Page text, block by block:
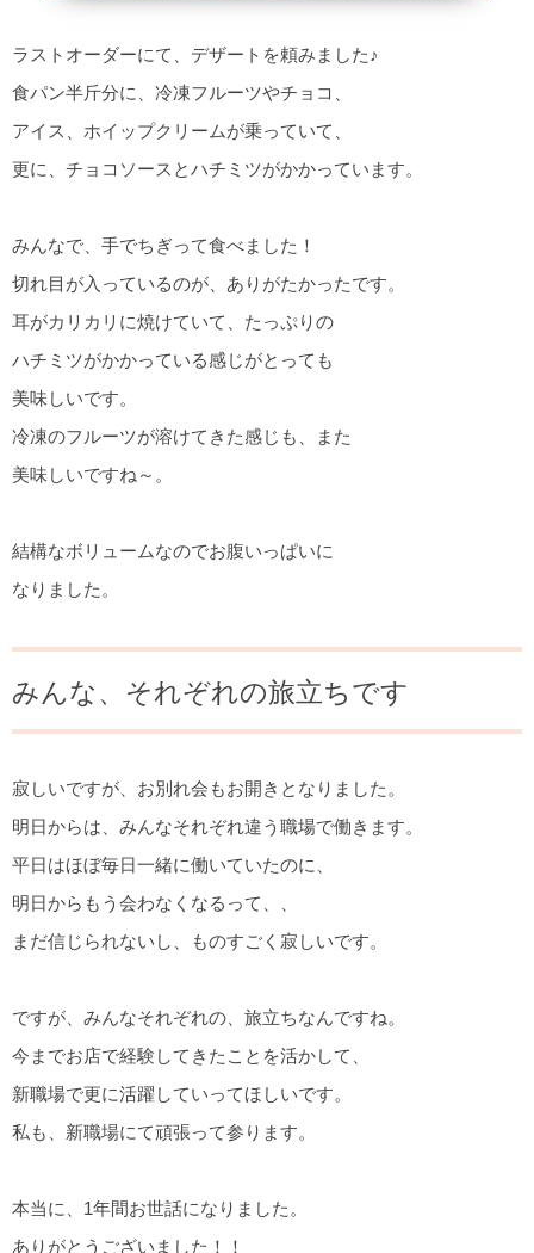
ラストオーダーにて、デザートを頼みました♪
食パン半斤分に、冷凍フルーツやチョコ、
アイス、ホイップクリームが乗っていて、
更に、チョコソースとハチミツがかかっています。
みんなで、手でちぎって食べました！
切れ目が入っているのが、ありがたかったです。
耳がカリカリに焼けていて、たっぷりの
ハチミツがかかっている感じがとっても
美味しいです。
冷凍のフルーツが溶けてきた感じも、また
美味しいですね～。
結構なボリュームなのでお腹いっぱいに
なりました。
みんな、それぞれの旅立ちです
寂しいですが、お別れ会もお開きとなりました。
明日からは、みんなそれぞれ違う職場で働きます。
平日はほぼ毎日一緒に働いていたのに、
明日からもう会わなくなるって、、
まだ信じられないし、ものすごく寂しいです。
ですが、みんなそれぞれの、旅立ちなんですね。
今までお店で経験してきたことを活かして、
新職場で更に活躍していってほしいです。
私も、新職場にて頑張って参ります。
本当に、1年間お世話になりました。
ありがとうございました！！